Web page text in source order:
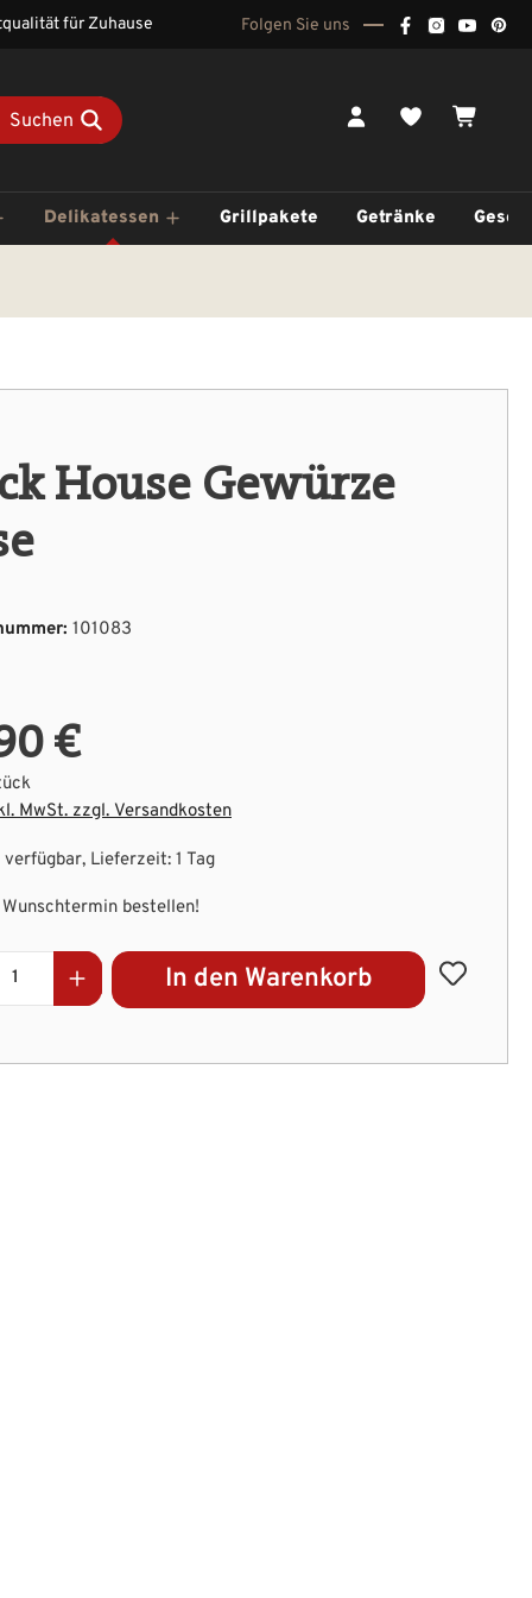
für Zuhause Folgen Sie uns
Suchen Du hast 0
Delikatessen Grillpakete Getränke
House Gewürze
101083
€
MwSt. zzgl. Versandkosten
Lieferzeit: 1 Tag
bestellen!
Anzahl: Gib den gewünschten Wert
In den Warenkorb